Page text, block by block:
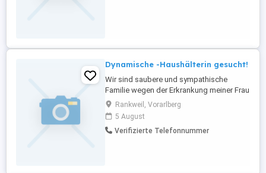
Dynamische -Haushälterin gesucht!
Wir sind saubere und sympathische
Familie wegen der Erkrankung meiner Frau
suchen wir ab sofort eine dynamische
Vertrauenswürdige nette und
sympathische Haushälterin. Mithilfe bei
der Pflege meiner Frau. Es wäre schön,
Rankweil, Vorarlberg
5 August
Verifizierte Telefonnummer